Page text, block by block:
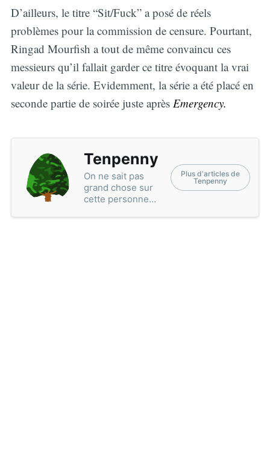
D’ailleurs, le titre “Sit/Fuck” a posé de réels
problèmes pour la commission de censure. Pourtant,
Ringad Mourfish a tout de même convaincu ces
messieurs qu’il fallait garder ce titre évoquant la vrai
valeur de la série. Evidemment, la série a été placé en
seconde partie de soirée juste après Emergency.
Tenpenny
On ne sait pas
grand chose sur
cette personne…
Plus d'articles de
Tenpenny